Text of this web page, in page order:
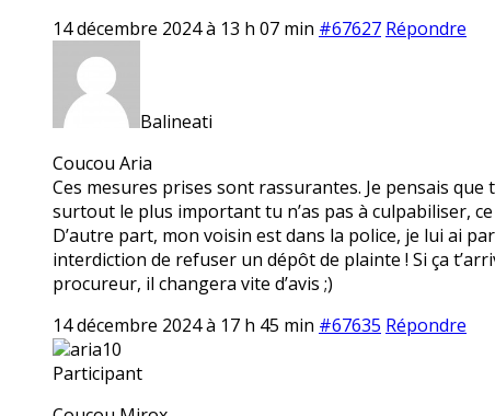
14 décembre 2024 à 13 h 07 min #67627 Répondre
Balineati
Coucou Aria
Ces mesures prises sont rassurantes. Je pensais
surtout le plus important tu n’as pas à culpabiliser, ce
D’autre part, mon voisin est dans la police, je lui ai
interdiction de refuser un dépôt de plainte ! Si ça
procureur, il changera vite d’avis ;)
14 décembre 2024 à 17 h 45 min #67635 Répondre
aria10
Participant